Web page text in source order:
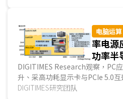
电脑运算
率电源
功率半
GaN
DIGITIMES Research观察，PC
升、采高功耗显示卡与PCIe 5.0
(power consumption)，另外，
DIGITIMES研究团队